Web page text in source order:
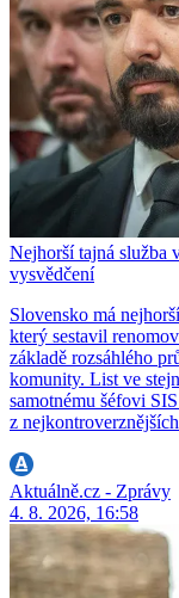
Nejhorší tajná služba
vysvědčení
Slovensko má
který sestavil
základě rozsáhlého
komunity. List ve
samotnému šéfovi
z
Aktuálně.cz - Zprávy
4. 8. 2026, 16:58